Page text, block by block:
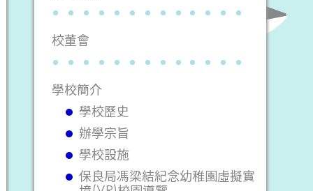
校董會
學校簡介
學校歷史
辦學宗旨
學校設施
保良局馮梁結紀念幼稚園虛擬實